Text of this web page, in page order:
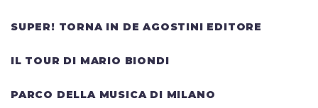
SUPER! TORNA IN DE AGOSTINI EDITORE
IL TOUR DI MARIO BIONDI
PARCO DELLA MUSICA DI MILANO